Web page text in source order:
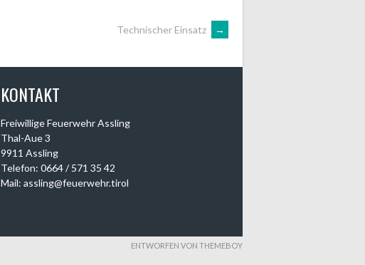
Technischer Einsatz →
KONTAKT
Freiwillige Feuerwehr Assling
Thal-Aue 3
9911 Assling
Telefon: 0664 / 571 35 42
Mail: assling@feuerwehr.tirol
ENTWORFEN VON THEMEBOY